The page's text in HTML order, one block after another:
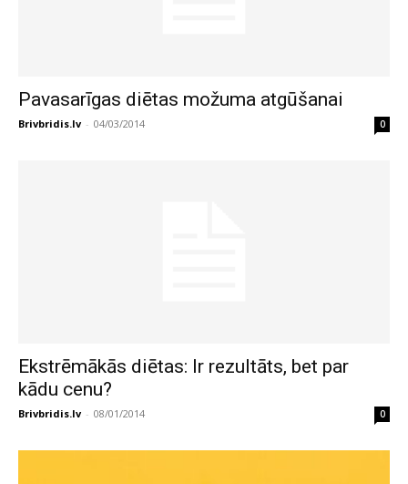
Pavasarīgas diētas možuma atgūšanai
Brivbridis.lv - 04/03/2014 0
Ekstrēmākās diētas: Ir rezultāts, bet par
kādu cenu?
Brivbridis.lv - 08/01/2014 0